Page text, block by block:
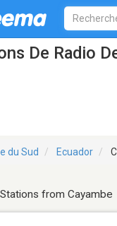
De Radio
du Sud Ecuador
from Cayambe